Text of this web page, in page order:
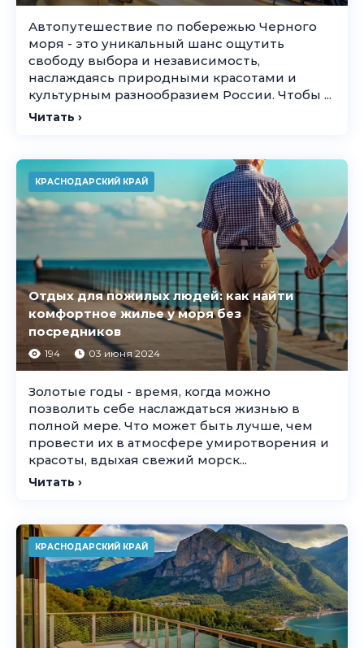
Автопутешествие по побережью Черного
моря - это уникальный шанс ощутить
свободу выбора и независимость,
наслаждаясь природными красотами и
культурным разнообразием России. Чтобы ...
Читать ›
КРАСНОДАРСКИЙ КРАЙ
Отдых для пожилых людей: как найти
комфортное жилье у моря без
посредников
194 03 июня 2024
Золотые годы - время, когда можно
позволить себе наслаждаться жизнью в
полной мере. Что может быть лучше, чем
провести их в атмосфере умиротворения и
красоты, вдыхая свежий морск...
Читать ›
КРАСНОДАРСКИЙ КРАЙ